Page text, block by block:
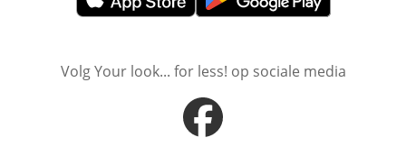
Opent in nieuw vensterOpent in nieuw venster
Volg Your look... for less! op sociale media
Opent in nieuw venster